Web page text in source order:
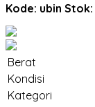
Kode: ubin Stok:
Berat
Kondisi
Kategori